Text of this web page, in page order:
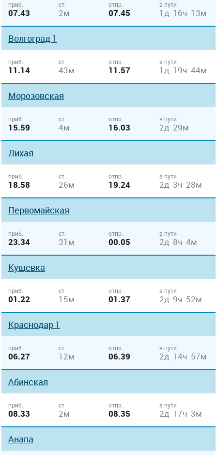
приб.
07.43
ст.
2м
отпр.
07.45
в пути
1д 16ч 13м
Волгоград 1
приб.
11.14
ст.
43м
отпр.
11.57
в пути
1д 19ч 44м
Морозовская
приб.
15.59
ст.
4м
отпр.
16.03
в пути
2д 29м
Лихая
приб.
18.58
ст.
26м
отпр.
19.24
в пути
2д 3ч 28м
Первомайская
приб.
23.34
ст.
31м
отпр.
00.05
в пути
2д 8ч 4м
Кущевка
приб.
01.22
ст.
15м
отпр.
01.37
в пути
2д 9ч 52м
Краснодар 1
приб.
06.27
ст.
12м
отпр.
06.39
в пути
2д 14ч 57м
Абинская
приб.
08.33
ст.
2м
отпр.
08.35
в пути
2д 17ч 3м
Анапа